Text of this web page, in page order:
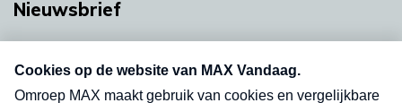
Nieuwsbrief
nieuwsbrief. Elke vrijdag- en dinsdagochtend in
uw mailbox.